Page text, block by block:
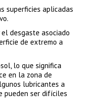
superficies aplicadas
desgaste asociado
de extremo a
lo que significa
en la zona de
lubricantes a
pueden ser difíciles